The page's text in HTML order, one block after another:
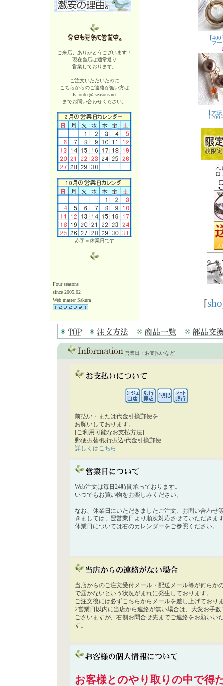
ご来店、ありがとうございます！
現在当店は通常通り
営業しております。
ご注文いただいたのに
こちらからのご連絡が無い方は
fs_order@fseasons.net
までお問い合わせください。
赤字＝休業日です
Four seasons
since 2005.02
Web master Sakura
[
営業日・お支払いなど
前払い・または代金引換郵便を
お願いしております。
[ご利用可能なお支払方法]
郵便振替/銀行振込/代金引換郵便
詳しくはこちら
Web注文は毎日24時間承っております。
いつでもお買い物をお楽しみください。
なお、休業日にいただきましたご注文、お問い合わせ
きましては、翌営業日より順次対応させていただきま
休業日については右のカレンダーをご参照ください。
当店からのご注文受付メール・配送メール等が何らか
で届かないという状況がまれに発生しております。
ご注文後には必ずこちらからメールを差し上げており
2営業日以内に当店から連絡が無い場合は、大変お手数
ございますが、右側お問合せ先までご連絡をお願いい
す。
お客様とのやり取りの中で得